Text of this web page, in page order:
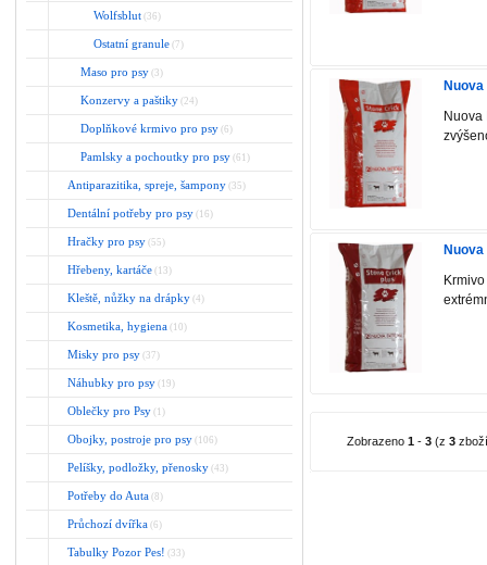
Wolfsblut (36)
Ostatní granule (7)
Maso pro psy (3)
Konzervy a paštiky (24)
Doplňkové krmivo pro psy (6)
Pamlsky a pochoutky pro psy (61)
Antiparazitika, spreje, šampony (35)
Dentální potřeby pro psy (16)
Hračky pro psy (55)
Hřebeny, kartáče (13)
Kleště, nůžky na drápky (4)
Kosmetika, hygiena (10)
Misky pro psy (37)
Náhubky pro psy (19)
Oblečky pro Psy (1)
Obojky, postroje pro psy (106)
Pelíšky, podložky, přenosky (43)
Potřeby do Auta (8)
Průchozí dvířka (6)
Tabulky Pozor Pes! (33)
Nuova
Zobrazeno 1 - 3 (z 3